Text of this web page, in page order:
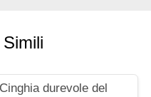
Cinghia durevole del